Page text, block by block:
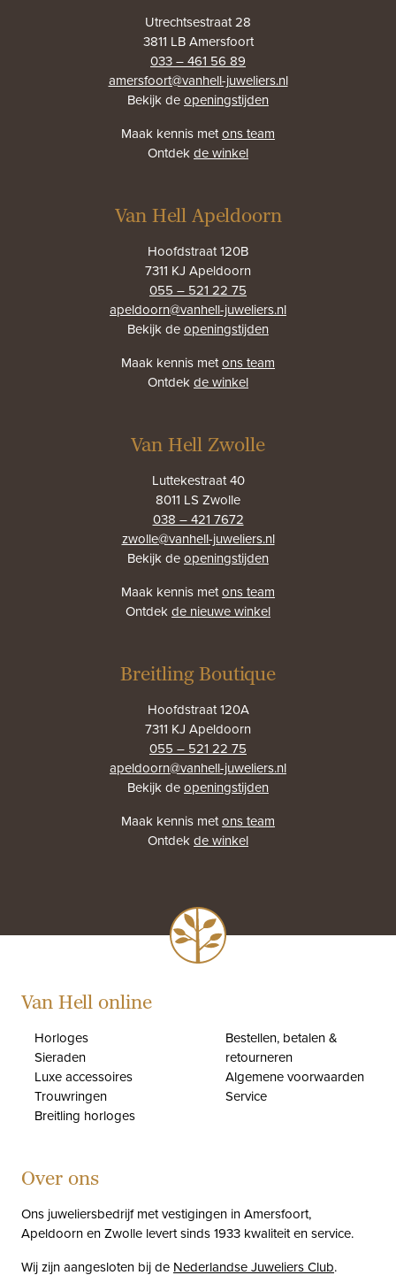
Utrechtsestraat 28
3811 LB Amersfoort
033 – 461 56 89
amersfoort@vanhell-juweliers.nl
Bekijk deopeningstijden
Maak kennis metons team
Ontdekde winkel
Van Hell Apeldoorn
Hoofdstraat 120B
7311 KJ Apeldoorn
055 – 521 22 75
apeldoorn@vanhell-juweliers.nl
Bekijk deopeningstijden
Maak kennis metons team
Ontdekde winkel
Van Hell Zwolle
Luttekestraat 40
8011 LS Zwolle
038 – 421 7672
zwolle@vanhell-juweliers.nl
Bekijk deopeningstijden
Maak kennis metons team
Ontdekde nieuwe winkel
Breitling Boutique
Hoofdstraat 120A
7311 KJ Apeldoorn
055 – 521 22 75
apeldoorn@vanhell-juweliers.nl
Bekijk deopeningstijden
Maak kennis metons team
Ontdekde winkel
Van Hell online
Horloges
Sieraden
Luxe accessoires
Trouwringen
Breitling horloges
Bestellen, betalen &
retourneren
Algemene voorwaarden
Service
Over ons
Ons juweliersbedrijf met vestigingen in Amersfoort,
Apeldoorn en Zwolle levert sinds 1933 kwaliteit en service.
Wij zijn aangesloten bij de Nederlandse Juweliers Club.